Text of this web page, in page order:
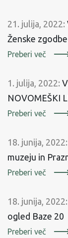
21. julija, 2022:
Ženske zgodbe
Preberi več
1. julija, 2022:
NOVOMEŠKI
Preberi več
18. junija, 2022:
muzeju in
Preberi več
18. junija, 2022:
ogled Baze 20
Preberi več